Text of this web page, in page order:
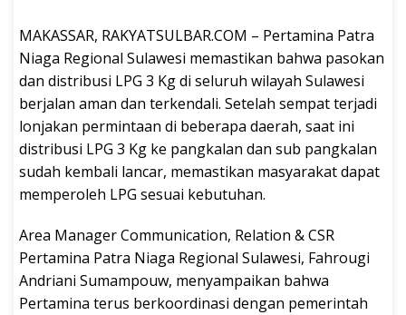
MAKASSAR, RAKYATSULBAR.COM – Pertamina Patra
Niaga Regional Sulawesi memastikan bahwa pasokan
dan distribusi LPG 3 Kg di seluruh wilayah Sulawesi
berjalan aman dan terkendali. Setelah sempat terjadi
lonjakan permintaan di beberapa daerah, saat ini
distribusi LPG 3 Kg ke pangkalan dan sub pangkalan
sudah kembali lancar, memastikan masyarakat dapat
memperoleh LPG sesuai kebutuhan.
Area Manager Communication, Relation & CSR
Pertamina Patra Niaga Regional Sulawesi, Fahrougi
Andriani Sumampouw, menyampaikan bahwa
Pertamina terus berkoordinasi dengan pemerintah